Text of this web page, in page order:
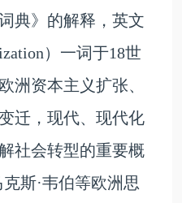
典》的解释，英文
）一词于18世
洲资本主义扩张、
迁，现代、现代化
社会转型的重要概
斯·韦伯等欧洲思